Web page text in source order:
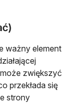
ważny element
zwiększyć
przekłada się
strony